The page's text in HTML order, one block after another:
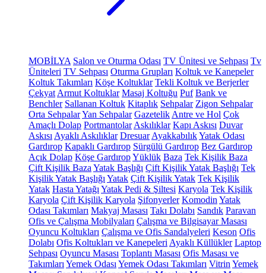
MOBİLYA Salon ve Oturma Odası TV Ünitesi ve Sehpası Tv
Üniteleri TV Sehpası Oturma Grupları Koltuk ve Kanepeler
Koltuk Takımları Köşe Koltuklar Tekli Koltuk ve Berjerler
Çekyat Armut Koltuklar Masaj Koltuğu Puf Bank ve
Benchler Sallanan Koltuk Kitaplık Sehpalar Zigon Sehpalar
Orta SehpalarYan Sehpalar Gazetelik Antre ve Hol Çok
Amaçlı Dolap Portmantolar Askılıklar Kapı Askısı Duvar
Askısı Ayaklı Askılıklar Dresuar AyakkabılıkYatak Odası
Gardırop Kapaklı Gardırop Sürgülü Gardırop Bez Gardırop
Açık Dolap Köşe GardıropYüklük Baza Tek Kişilik Baza
Çift Kişilik Baza Yatak Başlığı Çift Kişilik Yatak Başlığı Tek
Kişilik Yatak Başlığı Yatak Çift Kişilik Yatak Tek Kişilik
Yatak Hasta Yatağı Yatak Pedi & Şiltesi Karyola Tek Kişilik
Karyola Çift Kişilik Karyola Şifonyerler Komodin Yatak
Odası Takımları Makyaj Masası Takı Dolabı Sandık Paravan
Ofis ve Çalışma Mobilyaları Çalışma ve Bilgisayar Masası
Oyuncu Koltukları Çalışma ve Ofis Sandalyeleri Keson Ofis
Dolabı Ofis Koltukları ve Kanepeleri Ayaklı Küllükler Laptop
Sehpası Oyuncu Masası Toplantı Masası Ofis Masası ve
Takımları Yemek Odası Yemek Odası Takımları Vitrin Yemek